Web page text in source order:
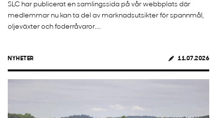
SLC har publicerat en samlingssida på vår webbplats där
medlemmar nu kan ta del av marknadsutsikter för spannmål,
oljeväxter och foderråvaror....
NYHETER 11.07.2026